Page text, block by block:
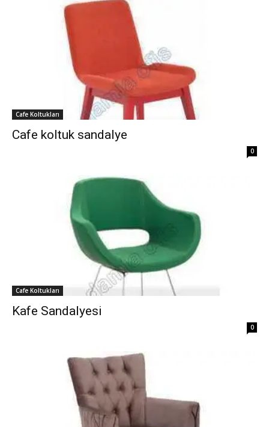
Cafe Koltukları
Cafe koltuk sandalye
0
Cafe Koltukları
Kafe Sandalyesi
0